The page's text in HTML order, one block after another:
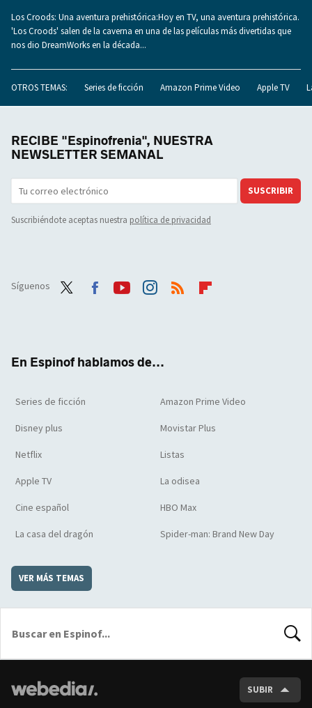
Los Croods: Una aventura prehistórica:Hoy en TV, una aventura prehistórica.
'Los Croods' salen de la caverna en una de las películas más divertidas que
nos dio DreamWorks en la década...
OTROS TEMAS: Series de ficción Amazon Prime Video Apple TV
RECIBE "Espinofrenia", NUESTRA
NEWSLETTER SEMANAL
SUSCRIBIR
Suscribiéndote aceptas nuestra política de privacidad
Síguenos
En Espinof hablamos de...
Series de ficción Amazon Prime Video
Disney plus Movistar Plus
Netflix Listas
Apple TV La odisea
Cine español HBO Max
La casa del dragón Spider-man: Brand New Day
VER MÁS TEMAS
SUBIR